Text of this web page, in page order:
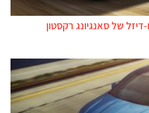
דיזל של סאנגיונג רקסטון